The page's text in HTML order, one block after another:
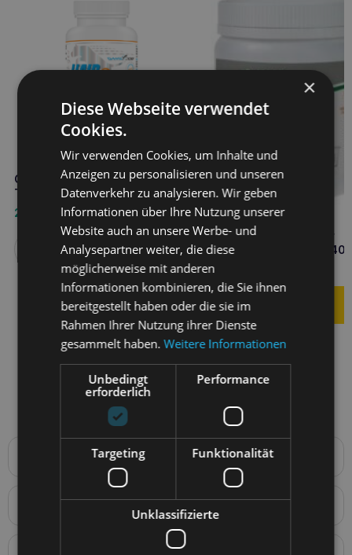
GAMEDOG Hair & Skin 90
Tabletten
25,40
Weiterlesen
DR SEIDEL FLAWITOL für
Welpen großer Rassen
7,70
Produktbeschreibung
GAMEDOG Iceland Fish Oil 18/12 250ml
ist ein
einzigartiges Nahrungsergänzungsmittel für Hunde, dessen
Ihres vierbeinigen Freundes ist. Dieses Produkt ist eine
Quelle von Omega-3-Fettsäuren (EPA und DHA)
die aus dem Öl von wild gefangenen Meeresfischen wie
Anwendung
1 Pumpe reicht für 0,5 ml Öl.
Als vorbeugende Maßnahme wird empfohlen: 1 ml Öl pro 10
kg Körpergewicht des Tieres.
×
Diese Webseite verwendet
Cookies.
Wir verwenden Cookies, um Inhalte und
Anzeigen zu personalisieren und unseren
Datenverkehr zu analysieren. Wir geben
Informationen über Ihre Nutzung unserer
Website auch an unsere Werbe- und
Analysepartner weiter, die diese
möglicherweise mit anderen
Informationen kombinieren, die Sie ihnen
bereitgestellt haben oder die sie im
Rahmen Ihrer Nutzung ihrer Dienste
gesammelt haben.Weitere Informationen
Unbedingt
erforderlich
Performance
Targeting Funktionalität
Unklassifizierte